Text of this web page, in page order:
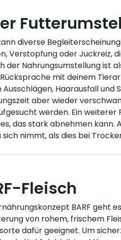
diverse
Verstopfung oder Juckreiz,
der Nahrungsumstellung ist
mit deinem
Haarausfall und
aber wieder
werden. Ein weiterer
das stark abnehmen kann.
nimmt, als dies bei
Fleisch
BARF geht
von rohem, frischem
dafür geeignet. Um